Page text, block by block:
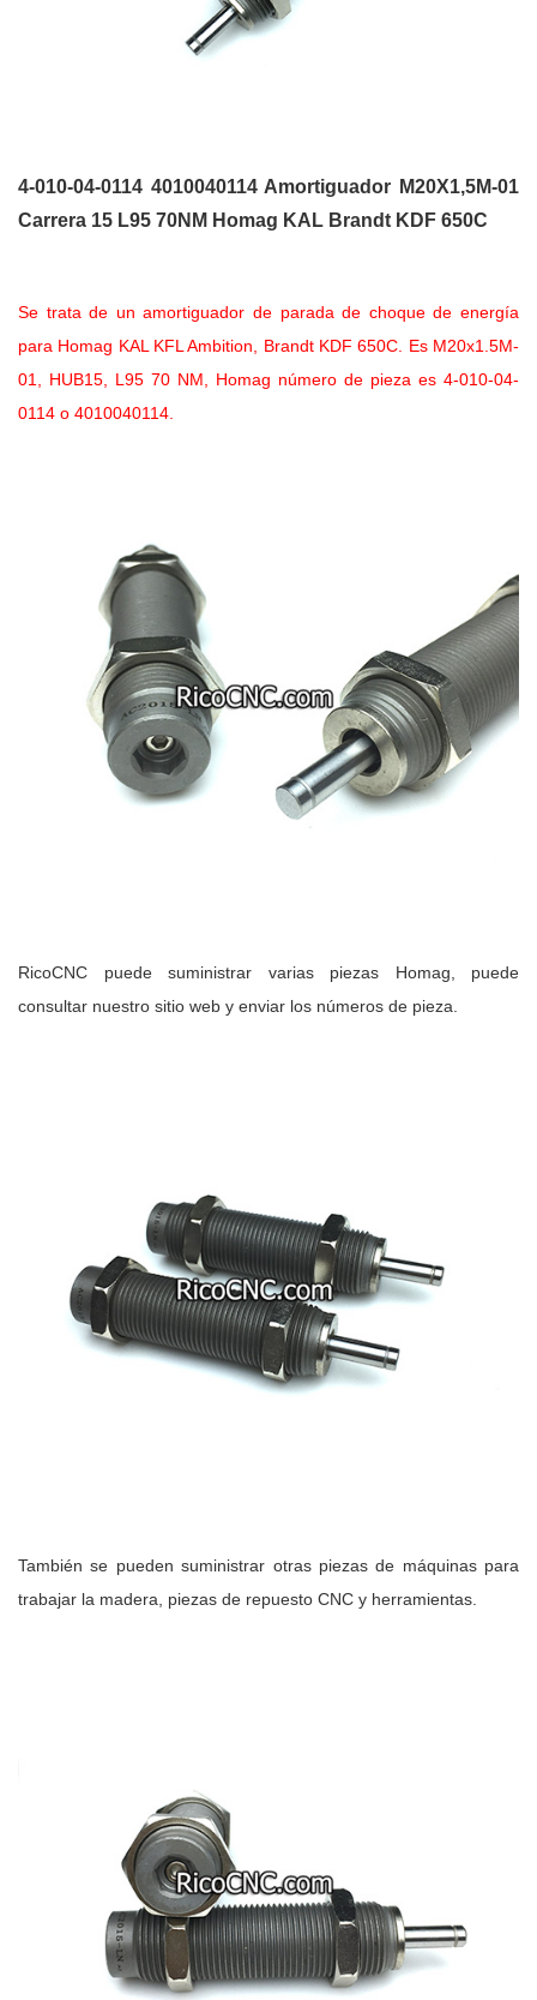
4-010-04-0114 4010040114 Amortiguador M20X1,5M-01
Carrera 15 L95 70NM Homag KAL Brandt KDF 650C
Se trata de un amortiguador de parada de choque de energía
para Homag KAL KFL Ambition, Brandt KDF 650C. Es M20x1.5M-
01, HUB15, L95 70 NM, Homag número de pieza es 4-010-04-
0114 o 4010040114.
RicoCNC puede suministrar varias piezas Homag, puede
consultar nuestro sitio web y enviar los números de pieza.
También se pueden suministrar otras piezas de máquinas para
trabajar la madera, piezas de repuesto CNC y herramientas.